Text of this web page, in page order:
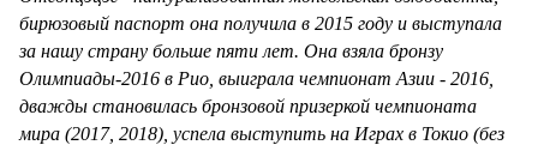
бирюзовый паспорт она получила в 2015 году и выступала
за нашу страну больше пяти лет. Она взяла бронзу
Олимпиады-2016 в Рио, выиграла чемпионат Азии - 2016,
дважды становилась бронзовой призеркой чемпионата
мира (2017, 2018), успела выступить на Играх в Токио (без